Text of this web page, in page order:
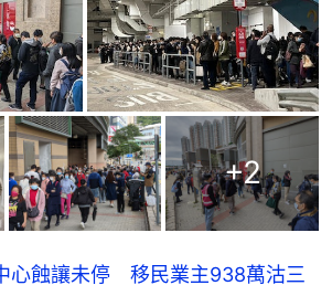
+2
心蝕讓未停 移民業主938萬沽三